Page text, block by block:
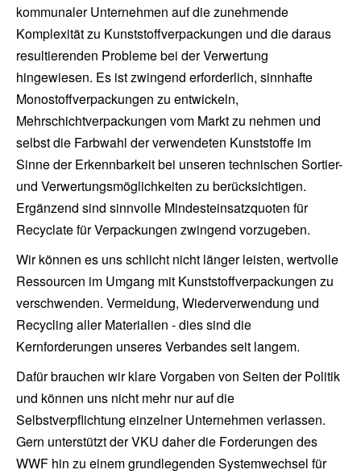
kommunaler Unternehmen auf die zunehmende
Komplexität zu Kunststoffverpackungen und die daraus
resultierenden Probleme bei der Verwertung
hingewiesen. Es ist zwingend erforderlich, sinnhafte
Monostoffverpackungen zu entwickeln,
Mehrschichtverpackungen vom Markt zu nehmen und
selbst die Farbwahl der verwendeten Kunststoffe im
Sinne der Erkennbarkeit bei unseren technischen Sortier-
und Verwertungsmöglichkeiten zu berücksichtigen.
Ergänzend sind sinnvolle Mindesteinsatzquoten für
Recyclate für Verpackungen zwingend vorzugeben.
Wir können es uns schlicht nicht länger leisten, wertvolle
Ressourcen im Umgang mit Kunststoffverpackungen zu
verschwenden. Vermeidung, Wiederverwendung und
Recycling aller Materialien - dies sind die
Kernforderungen unseres Verbandes seit langem.
Dafür brauchen wir klare Vorgaben von Seiten der Politik
und können uns nicht mehr nur auf die
Selbstverpflichtung einzelner Unternehmen verlassen.
Gern unterstützt der VKU daher die Forderungen des
WWF hin zu einem grundlegenden Systemwechsel für